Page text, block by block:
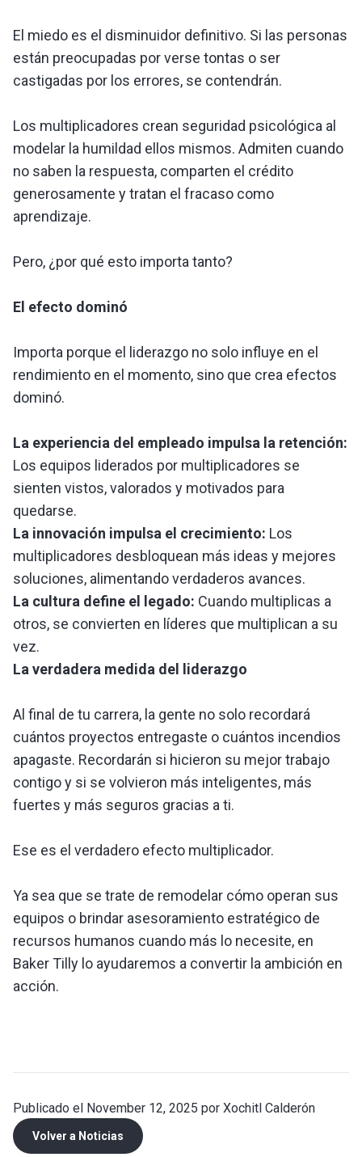
El miedo es el disminuidor definitivo. Si las personas
están preocupadas por verse tontas o ser
castigadas por los errores, se contendrán.
Los multiplicadores crean seguridad psicológica al
modelar la humildad ellos mismos. Admiten cuando
no saben la respuesta, comparten el crédito
generosamente y tratan el fracaso como
aprendizaje.
Pero, ¿por qué esto importa tanto?
El efecto dominó
Importa porque el liderazgo no solo influye en el
rendimiento en el momento, sino que crea efectos
dominó.
La experiencia del empleado impulsa la retención:
Los equipos liderados por multiplicadores se
sienten vistos, valorados y motivados para
quedarse.
La innovación impulsa el crecimiento: Los
multiplicadores desbloquean más ideas y mejores
soluciones, alimentando verdaderos avances.
La cultura define el legado: Cuando multiplicas a
otros, se convierten en líderes que multiplican a su
vez.
La verdadera medida del liderazgo
Al final de tu carrera, la gente no solo recordará
cuántos proyectos entregaste o cuántos incendios
apagaste. Recordarán si hicieron su mejor trabajo
contigo y si se volvieron más inteligentes, más
fuertes y más seguros gracias a ti.
Ese es el verdadero efecto multiplicador.
Ya sea que se trate de remodelar cómo operan sus
equipos o brindar asesoramiento estratégico de
recursos humanos cuando más lo necesite, en
Baker Tilly lo ayudaremos a convertir la ambición en
acción.
Publicado el November 12, 2025 por Xochitl Calderón
Volver a Noticias